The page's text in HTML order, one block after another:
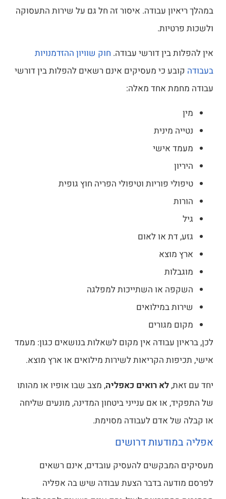
במהלך ריאיון עבודה. איסור זה חל גם על שירות התעסוקה
ולשכות פרטיות.
אין להפלות בין דורשי עבודה. חוק שוויון ההזדמנויות
בעבודה קובע כי מעסיקים אינם רשאים להפלות בין דורשי
עבודה מחמת אחד מאלה:
מין
נטייה מינית
מעמד אישי
היריון
טיפולי פוריות וטיפולי הפריה חוץ גופית
הורות
גיל
גזע, דת או לאום
ארץ מוצא
מוגבלות
השקפה או השתייכות למפלגה
שירות במילואים
מקום מגורים
לכן, בראיון עבודה אין מקום לשאלות בנושאים כגון: מעמד
אישי, תכיפות הקריאות לשירות מילואים או ארץ מוצא.
יחד עם זאת,לא רואים כאפליה, מצב שבו אופיו או מהותו
של התפקיד, או אם ענייני ביטחון המדינה, מונעים שליחה
או קבלה של אדם לעבודה מסוימת.
אפליה במודעות דרושים
מעסיקים המבקשים להעסיק עובדים, אינם רשאים
לפרסם מודעה בדבר הצעת עבודה שיש בה אפליה